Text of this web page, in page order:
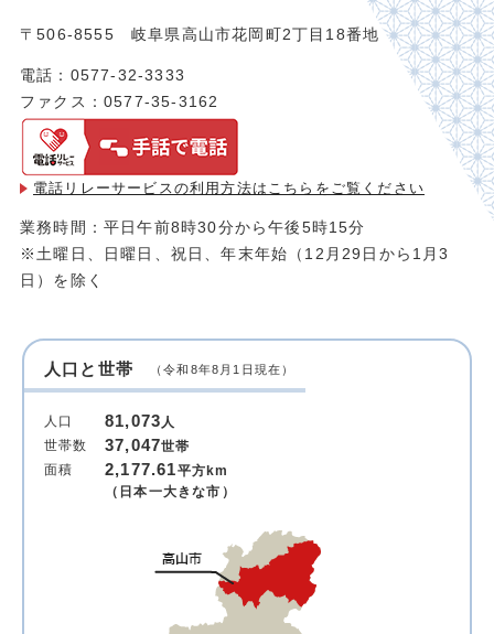
〒506-8555 岐阜県高山市花岡町2丁目18番地
電話：0577-32-3333
ファクス：0577-35-3162
電話リレーサービスの利用方法は こちらをご覧ください
業務時間：平日午前8時30分から午後5時15分
※土曜日、日曜日、祝日、年末年始（12月29日から1月3
日）を除く
人口と世帯 （令和8年8月1日現在）
人口 81,073人
世帯数
37,047世帯
面積
2,177.61平方km
（日本一大きな市）